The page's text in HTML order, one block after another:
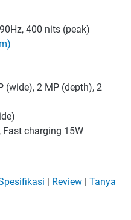
400 nits (peak)
(wide), 2 MP (depth), 2
Fast charging 15W
Review
Tanya